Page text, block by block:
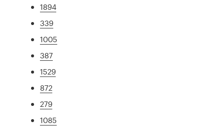
1894
339
1005
387
1529
872
279
1085